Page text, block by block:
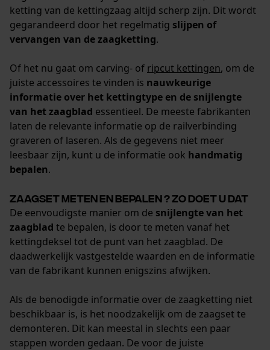
ketting van de kettingzaag altijd scherp zijn. Dit wordt
gegarandeerd door het regelmatig slijpen of
vervangen van de zaagketting.
Of het nu gaat om carving- of ripcut kettingen, om de
juiste accessoires te vinden is nauwkeurige
informatie over het kettingtype en de snijlengte
van het zaagblad essentieel. De meeste fabrikanten
laten de relevante informatie op de railverbinding
graveren of laseren. Als de gegevens niet meer
leesbaar zijn, kunt u de informatie ook handmatig
bepalen.
Zaagset meten en bepalen ? zo doet u dat
De eenvoudigste manier om de snijlengte van het
zaagblad te bepalen, is door te meten vanaf het
kettingdeksel tot de punt van het zaagblad. De
daadwerkelijk vastgestelde waarden en de informatie
van de fabrikant kunnen enigszins afwijken.
Als de benodigde informatie over de zaagketting niet
beschikbaar is, is het noodzakelijk om de zaagset te
demonteren. Dit kan meestal in slechts een paar
stappen worden gedaan. De voor de juiste